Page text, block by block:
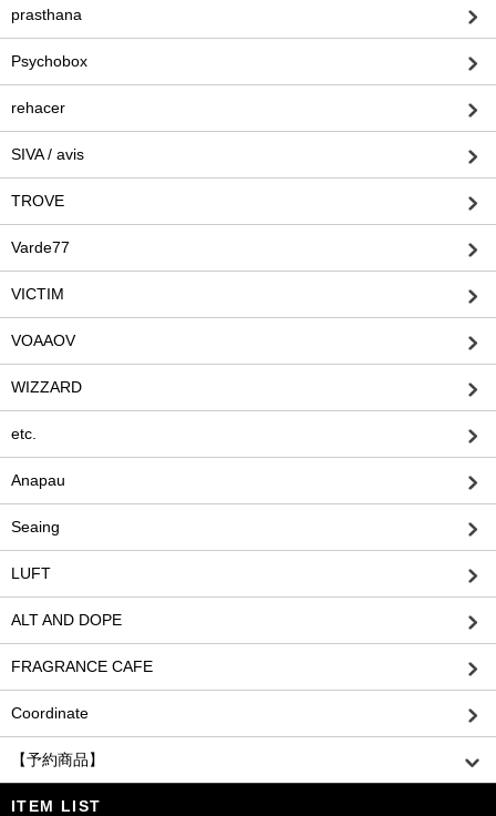
prasthana
Psychobox
rehacer
SIVA / avis
TROVE
Varde77
VICTIM
VOAAOV
WIZZARD
etc.
Anapau
Seaing
LUFT
ALT AND DOPE
FRAGRANCE CAFE
Coordinate
【予約商品】
ITEM LIST